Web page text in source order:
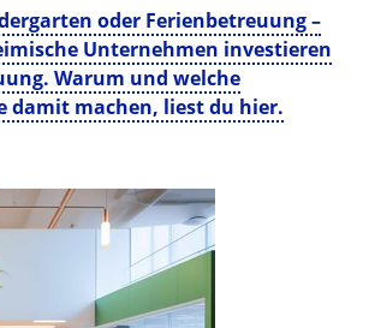
oder Ferienbetreuung –
Unternehmen investieren
Warum und welche
damit machen, liest du hier.